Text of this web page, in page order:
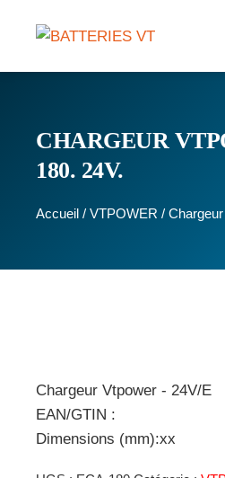
CHARGEUR
180. 24V.
Accueil / VTPOWER /
Chargeur Vtpower - 24V/E
EAN/GTIN :
Dimensions (mm):xx